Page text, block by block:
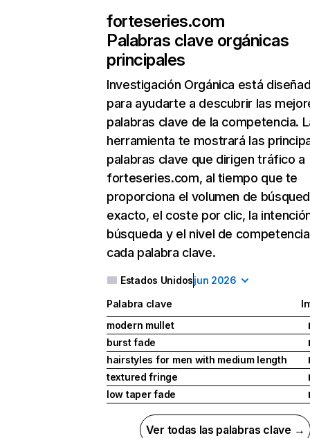
forteseries.com
Palabras clave orgánicas
principales
Investigación Orgánica está
para ayudarte a descubrir las
palabras clave de la competencia.
herramienta te mostrará las
palabras clave que dirigen tráfico a
forteseries.com, al tiempo que te
proporciona el volumen de
exacto, el coste por clic, la
búsqueda y el nivel de
cada palabra clave.
Estados Unidosjun 2026
Palabra clave
modern mullet
I
burst fade I
hairstyles for men with medium length I
textured fringe I
low taper fade I
Ver todas las palabras clave →